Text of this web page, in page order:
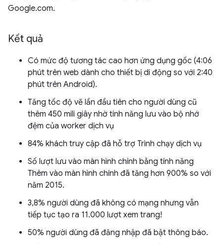
Google.com.
Kết quả
Có mức độ tương tác cao hơn ứng dụng gốc (4:06
phút trên web dành cho thiết bị di động so với 2:40
phút trên Android).
Tăng tốc độ vẽ lần đầu tiên cho người dùng cũ
thêm 450 mili giây nhờ tính năng lưu vào bộ nhớ
đệm của worker dịch vụ
84% khách truy cập đã hỗ trợ Trình chạy dịch vụ
Số lượt lưu vào màn hình chính bằng tính năng
Thêm vào màn hình chính đã tăng hơn 900% so với
năm 2015.
3,8% người dùng đã không có mạng nhưng vẫn
tiếp tục tạo ra 11.000 lượt xem trang!
50% người dùng đã đăng nhập đã bật thông báo.